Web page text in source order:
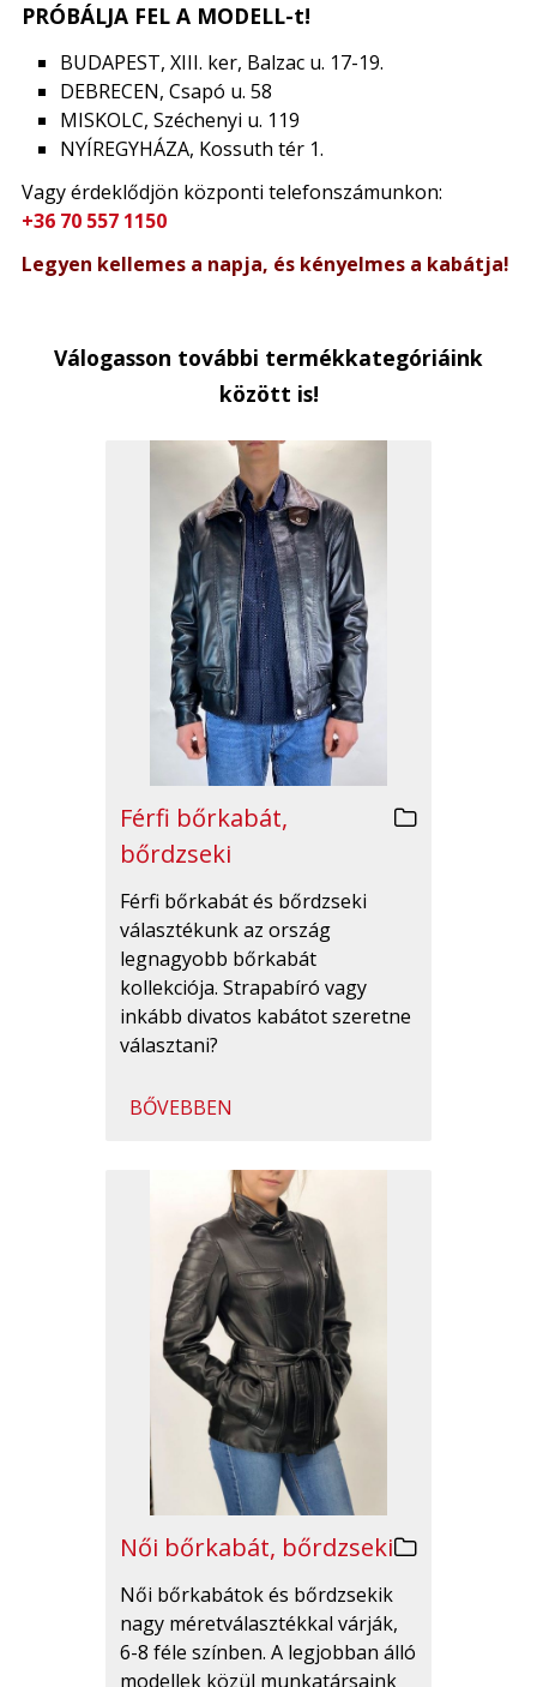
PRÓBÁLJA FEL A MODELL-t!
BUDAPEST, XIII. ker, Balzac u. 17-19.
DEBRECEN, Csapó u. 58
MISKOLC, Széchenyi u. 119
NYÍREGYHÁZA, Kossuth tér 1.
Vagy érdeklődjön központi telefonszámunkon:
+36 70 557 1150
Legyen kellemes a napja, és kényelmes a kabátja!
Válogasson további termékkategóriáink
között is!
Férfi bőrkabát,
bőrdzseki
Férfi bőrkabát és bőrdzseki
választékunk az ország
legnagyobb bőrkabát
kollekciója. Strapabíró vagy
inkább divatos kabátot szeretne
választani?
BŐVEBBEN
Női bőrkabát, bőrdzseki
Női bőrkabátok és bőrdzsekik
nagy méretválasztékkal várják,
6-8 féle színben. A legjobban álló
modellek közül munkatársaink